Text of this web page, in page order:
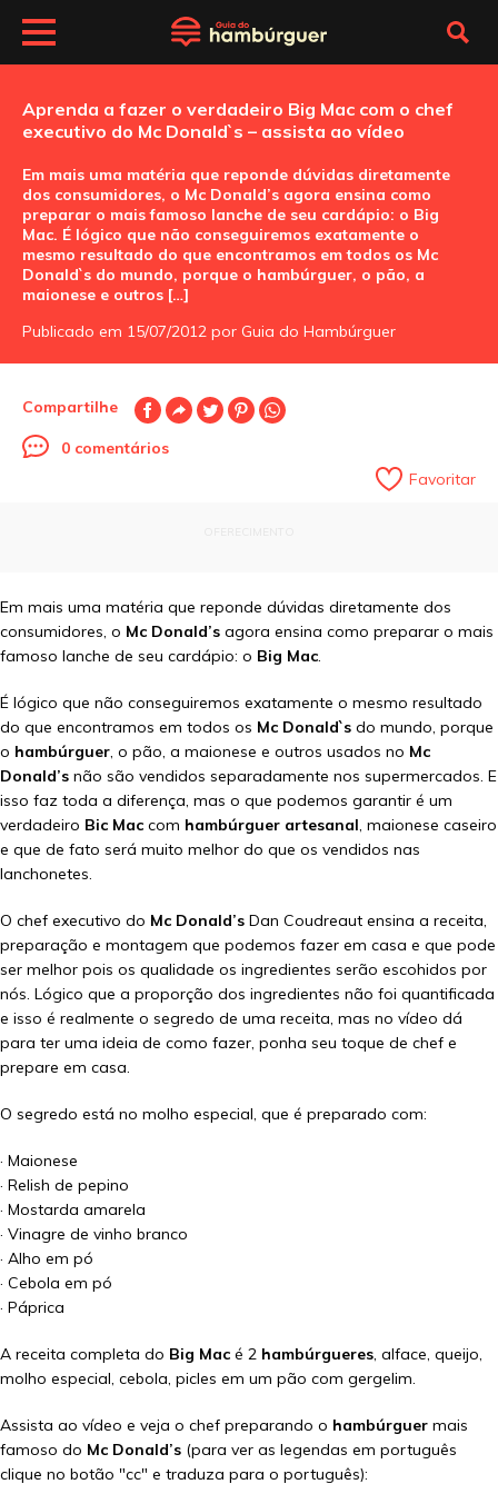
Aprenda a fazer o verdadeiro Big Mac com o chef
executivo do Mc Donald`s – assista ao vídeo
Em mais uma matéria que reponde dúvidas diretamente
dos consumidores, o Mc Donald’s agora ensina como
preparar o mais famoso lanche de seu cardápio: o Big
Mac. É lógico que não conseguiremos exatamente o
mesmo resultado do que encontramos em todos os Mc
Donald`s do mundo, porque o hambúrguer, o pão, a
maionese e outros […]
Publicado em 15/07/2012 por Guia do Hambúrguer
Compartilhe
0 comentários
Favoritar
Em mais uma matéria que reponde dúvidas diretamente dos
consumidores, o Mc Donald’s agora ensina como preparar o mais
famoso lanche de seu cardápio: o Big Mac.
É lógico que não conseguiremos exatamente o mesmo resultado
do que encontramos em todos os Mc Donald`s do mundo, porque
o hambúrguer, o pão, a maionese e outros usados no Mc
Donald’s não são vendidos separadamente nos supermercados. E
isso faz toda a diferença, mas o que podemos garantir é um
verdadeiro Bic Mac com hambúrguer artesanal, maionese caseiro
e que de fato será muito melhor do que os vendidos nas
lanchonetes.
O chef executivo do Mc Donald’s Dan Coudreaut ensina a receita,
preparação e montagem que podemos fazer em casa e que pode
ser melhor pois os qualidade os ingredientes serão escohidos por
nós. Lógico que a proporção dos ingredientes não foi quantificada
e isso é realmente o segredo de uma receita, mas no vídeo dá
para ter uma ideia de como fazer, ponha seu toque de chef e
prepare em casa.
O segredo está no molho especial, que é preparado com:
· Maionese
· Relish de pepino
· Mostarda amarela
· Vinagre de vinho branco
· Alho em pó
· Cebola em pó
· Páprica
A receita completa do Big Mac é 2 hambúrgueres, alface, queijo,
molho especial, cebola, picles em um pão com gergelim.
Assista ao vídeo e veja o chef preparando o hambúrguer mais
famoso do Mc Donald’s (para ver as legendas em português
clique no botão "cc" e traduza para o português):